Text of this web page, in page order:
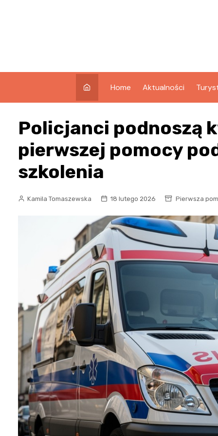
Home Aktualności
Policjanci podnoszą
pierwszej pomocy
szkolenia
Kamila Tomaszewska 18 lutego 2026 Pierwsza